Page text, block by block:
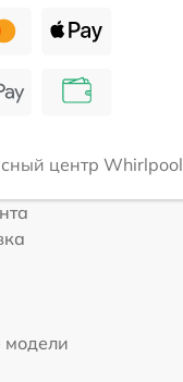
центр Whirlpool
модели